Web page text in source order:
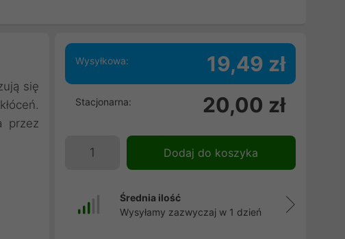
się
przez
Wysyłkowa: 19,49 zł
Stacjonarna: 20,00 zł
Dodaj do koszyka
Średnia ilość
Wysyłamy zazwyczaj w 1 dzień